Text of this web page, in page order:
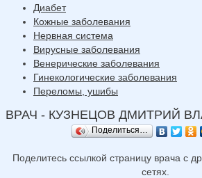
Диабет
Кожные заболевания
Нервная система
Вирусные заболевания
Венерические заболевания
Гинекологические заболевания
Переломы, ушибы
ВРАЧ - КУЗНЕЦОВ ДМИТРИЙ
Поделиться…
Поделитесь ссылкой страницу врача с
сетях.